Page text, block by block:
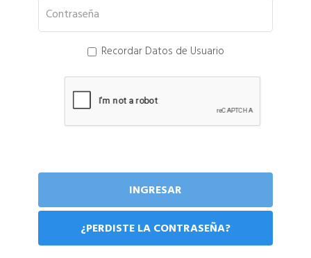
Recordar Datos de Usuario
¿PERDISTE LA CONTRASEÑA?